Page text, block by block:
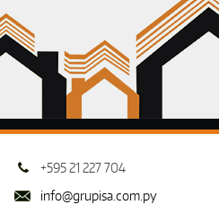
+595 21 227 704
info@grupisa.com.py